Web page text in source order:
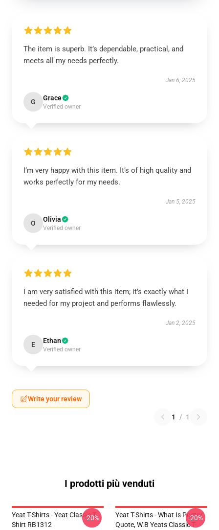
The item is superb. It’s dependable, practical, and
meets all my needs perfectly.
Jan 6, 2025
G Grace
Verified owner
I’m very happy with this item. It’s of high quality and
works perfectly for my needs.
Jan 5, 2025
O Olivia
Verified owner
I am very satisfied with this item; it’s exactly what I
needed for my project and performs flawlessly.
Jan 2, 2025
E Ethan
Verified owner
Write your review
1 / 1
I prodotti più venduti
Yeat T-Shirts - Yeat Classic T-
Shirt RB1312
-20%
Yeat T-Shirts - What Is Poetry
Quote, W.B Yeats Classic T-
-20%